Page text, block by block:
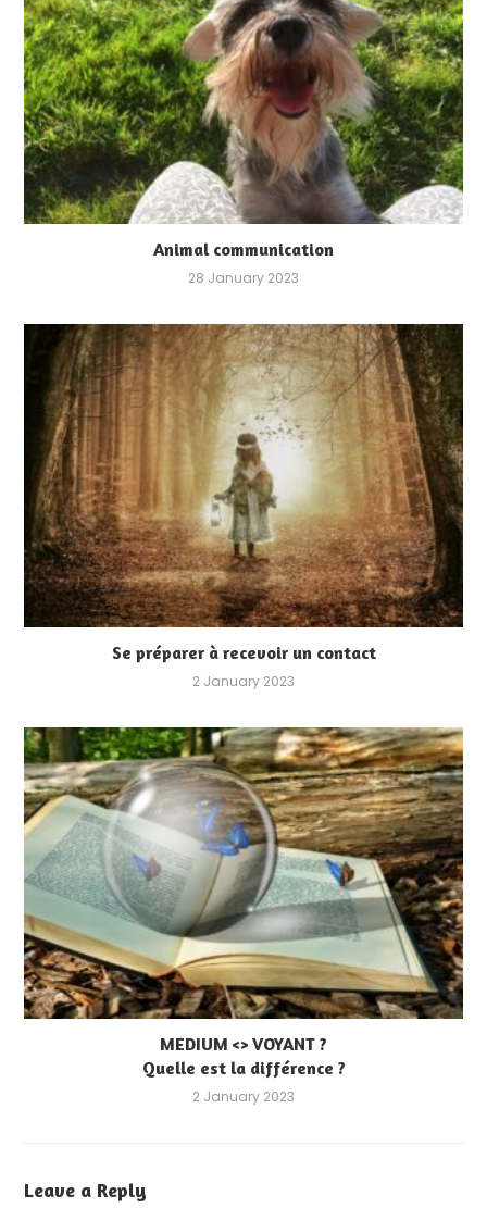
Animal communication
28 January 2023
Se préparer à recevoir un contact
2 January 2023
MEDIUM <> VOYANT ?
Quelle est la différence ?
2 January 2023
Leave a Reply